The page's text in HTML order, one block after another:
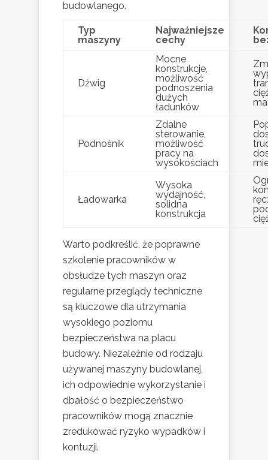
budowlanego.
Typ
maszyny
Najważniejsze
cechy
Dźwig
Mocne
konstrukcje,
możliwość
podnoszenia
dużych
ładunków
Podnośnik
Zdalne
sterowanie,
możliwość
pracy na
wysokościach
Ładowarka
Wysoka
wydajność,
solidna
konstrukcja
Warto podkreślić, że poprawne
szkolenie pracowników w
obsłudze tych maszyn oraz
regularne przeglądy techniczne
są kluczowe dla utrzymania
wysokiego poziomu
bezpieczeństwa na placu
budowy. Niezależnie od rodzaju
używanej maszyny budowlanej,
ich odpowiednie wykorzystanie i
dbałość o bezpieczeństwo
pracowników mogą znacznie
zredukować ryzyko wypadków i
kontuzji.